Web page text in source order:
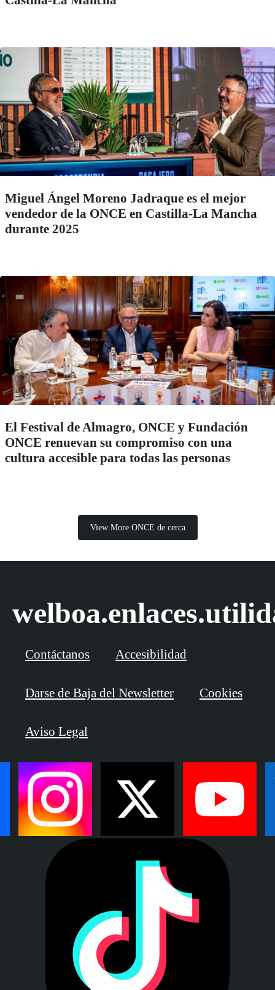
Miguel Ángel Moreno Jadraque es el mejor
vendedor de la ONCE en Castilla-La Mancha
durante 2025
El Festival de Almagro, ONCE y Fundación
ONCE renuevan su compromiso con una
cultura accesible para todas las personas
View More ONCE de cerca
Contáctanos Accesibilidad
Darse de Baja del Newsletter Cookies
Aviso Legal